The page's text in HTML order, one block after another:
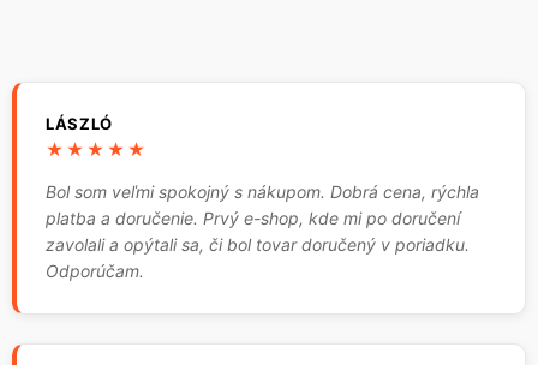
LÁSZLÓ
★★★★★
Bol som veľmi spokojný s nákupom. Dobrá cena, rýchla
platba a doručenie. Prvý e-shop, kde mi po doručení
zavolali a opýtali sa, či bol tovar doručený v poriadku.
Odporúčam.